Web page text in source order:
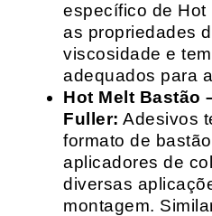
específico de Hot
as propriedades
viscosidade e
adequados para
Hot Melt Bastão
Fuller: Adesivos
formato de
aplicadores de
diversas
montagem.